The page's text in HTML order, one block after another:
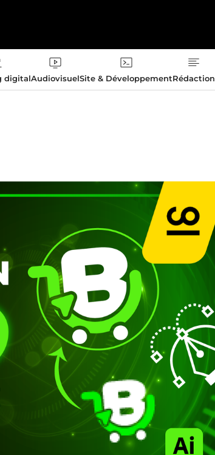
digitalAudiovisuelSite & DéveloppementRédaction